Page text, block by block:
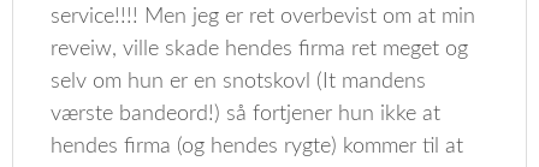
service!!!! Men jeg er ret overbevist om at min
reveiw, ville skade hendes firma ret meget og
selv om hun er en snotskovl (It mandens
værste bandeord!) så fortjener hun ikke at
hendes firma (og hendes rygte) kommer til at